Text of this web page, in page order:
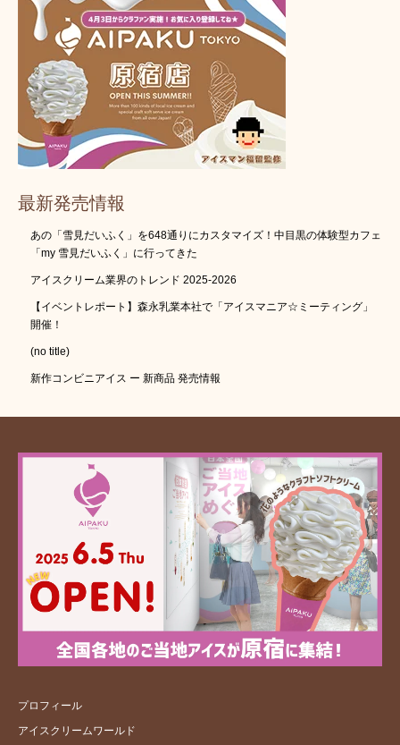
最新発売情報
あの「雪見だいふく」を648通りにカスタマイズ！中目黒の体験型カフェ
「my 雪見だいふく」に行ってきた
アイスクリーム業界のトレンド 2025-2026
【イベントレポート】森永乳業本社で「アイスマニア☆ミーティング」
開催！
(no title)
新作コンビニアイス ー 新商品 発売情報
プロフィール
アイスクリームワールド